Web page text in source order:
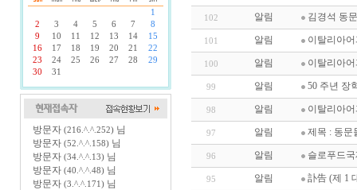
1
2
3 4 5 6 7
8
9
10 11 12 13 14
15
16
17 18 19 20 21
22
23
24 25 26 27 28
29
30
31
방문자 (216.^.^.252) 님
방문자 (52.^.^.158) 님
방문자 (34.^.^.13) 님
방문자 (40.^.^.48) 님
방문자 (3.^.^.171) 님
102 알림 김경석 동
101 알림 이탈리아
100 알림 이탈리아
99 알림 50 주년 장
98 알림 이탈리아
97 알림 제목 : 동문
96 알림 슬로푸드
95 알림 訃告 (제 1